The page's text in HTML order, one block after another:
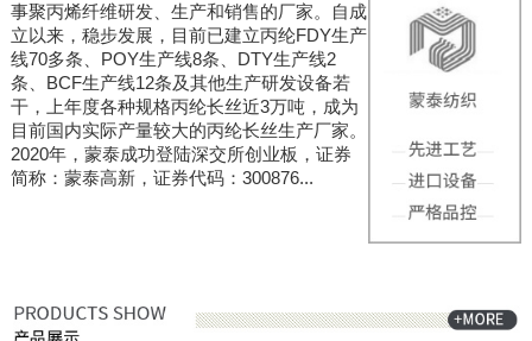
事聚丙烯纤维研发、生产和销售的厂家。自成
立以来，稳步发展，目前已建立丙纶FDY生产
线70多条、POY生产线8条、DTY生产线2
条、BCF生产线12条及其他生产研发设备若
干，上年度各种规格丙纶长丝近3万吨，成为
目前国内实际产量较大的丙纶长丝生产厂家。
2020年，蒙泰成功登陆深交所创业板，证券
简称：蒙泰高新，证券代码：300876...